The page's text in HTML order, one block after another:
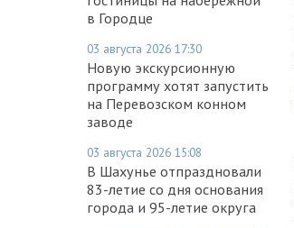
в Городце
03 августа 2026 17:30
Новую экскурсионную
программу хотят запустить
на Перевозском конном
заводе
03 августа 2026 15:08
В Шахунье отпраздновали
83-летие со дня основания
города и 95-летие округа